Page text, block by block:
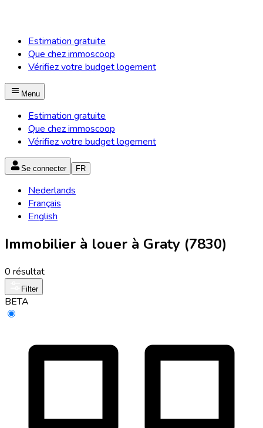
Estimation gratuite
Que chez immoscoop
Vérifiez votre budget logement
Menu
Estimation gratuite
Que chez immoscoop
Vérifiez votre budget logement
Se connecter FR
Nederlands
Français
English
Immobilier à louer à Graty (7830)
0 résultat
Filter
BETA